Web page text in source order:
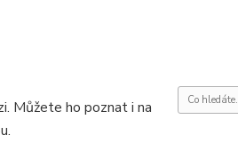
Můžete ho poznat i na
Hledáte